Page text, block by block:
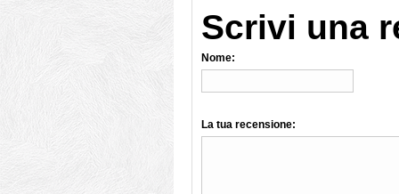
Scrivi una
Nome:
La tua recensione: